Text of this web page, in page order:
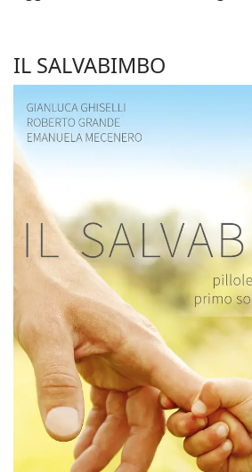
IL SALVABIMBO